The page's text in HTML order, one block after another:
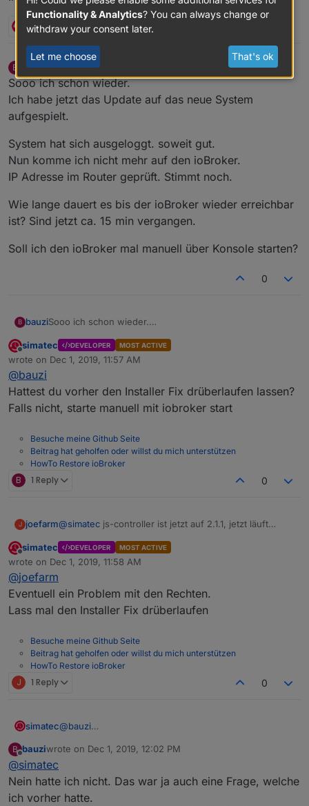
1 Reply
B
Offline
bauziwrote onDec 1, 2019, 11:38 AM
Sooo ich schon wieder.
Ich habe jetzt das Update auf das neue System
aufgespielt.
System hat sich ausgeloggt. soweit gut.
Nun komme ich nicht mehr auf den ioBroker.
IP Adresse im Router geprüft. Stimmt noch.
Wie lange dauert es bis der ioBroker wieder erreichbar
ist? Sind jetzt ca. 15 min vergangen.
Soll ich den ioBroker mal manuell über Konsole starten?
0
B bauziSooo ich schon wieder.
aufgespielt.
System hat sich ausgeloggt. soweit gut.
Nun komme ich nicht mehr auf den ioBroker.
ist? Sind jetzt ca. 15 min vergangen.
Soll ich den ioBroker mal manuell über Konsole starten?
Offline
simatec DEVELOPER MOST ACTIVE
wrote on Dec 1, 2019, 11:57 AM
last edited by
@bauzi
Hattest du vorher den Installer Fix drüberlaufen lassen?
Falls nicht, starte manuell mit iobroker start
Besuche meine Github Seite
Beitrag hat geholfen oder willst du mich unterstützen
HowTo Restore ioBroker
B 1 Reply 0
J joefarm@simatec js-controller ist jetzt auf 2.1.1, jetzt läuft
[DEBUG] [minimal] - host.FS01 10416 states saved
[DEBUG] [minimal] - host.FS01 13568 objects saved
geht hoch, nach ein paar Minuten startet iobroker neu.
Offline
simatec DEVELOPER MOST ACTIVE
wrote on Dec 1, 2019, 11:58 AM
last edited by
@joefarm
Eventuell ein Problem mit den Rechten.
Lass mal den Installer Fix drüberlaufen
Besuche meine Github Seite
Beitrag hat geholfen oder willst du mich unterstützen
HowTo Restore ioBroker
J 1 Reply 0
simatec@bauzi
lassen?
B
Offline
bauziwrote on Dec 1, 2019, 12:02 PM
last edited by
@simatec
Nein hatte ich nicht. Das war ja auch eine Frage, welche
ich vorher hatte.
Functionality & Analytics? You can always change or
withdraw your consent later.
Let me choose That's ok